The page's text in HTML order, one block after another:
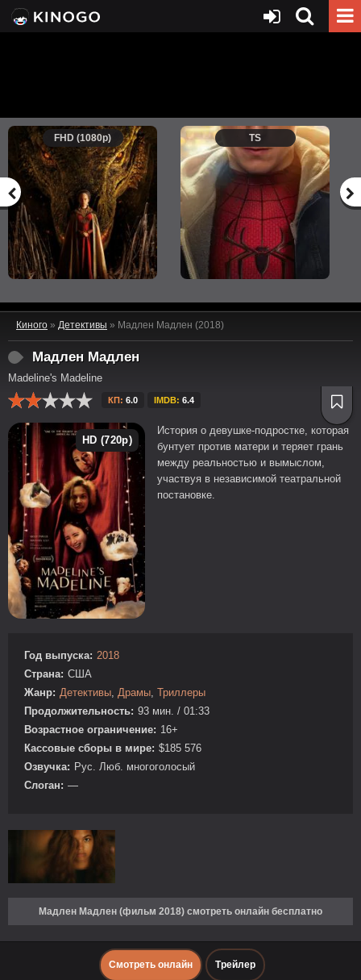
FHD (1080p) TS
Киного » Детективы » Мадлен Мадлен (2018)
Мадлен Мадлен
Madeline's Madeline
КП: 6.0 IMDB: 6.4
HD (720p)
История о девушке-подростке, которая
бунтует против матери и теряет грань
между реальностью и вымыслом,
участвуя в независимой театральной
постановке.
Год выпуска: 2018
Страна: США
Жанр: Детективы Драмы Триллеры
Продолжительность: 93 мин. / 01:33
Возрастное ограничение: 16+
Кассовые сборы в мире: $185 576
Озвучка: Рус. Люб. многоголосый
Слоган: —
Мадлен Мадлен (фильм 2018) смотреть онлайн бесплатно
Смотреть онлайн Трейлер